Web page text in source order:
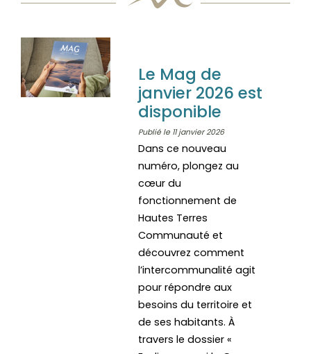
Le Mag de
janvier 2026 est
disponible
Publié le 11 janvier 2026
Dans ce nouveau
numéro, plongez au
cœur du
fonctionnement de
Hautes Terres
Communauté et
découvrez comment
l’intercommunalité agit
pour répondre aux
besoins du territoire et
de ses habitants. À
travers le dossier «